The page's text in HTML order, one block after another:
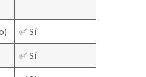
✅ Sí
✅ Sí